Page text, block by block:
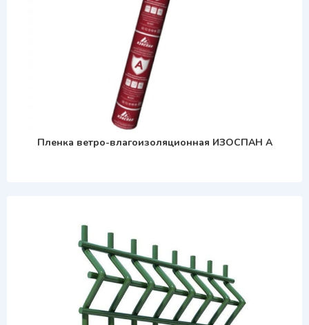
Пленка ветро-влагоизоляционная ИЗОСПАН А